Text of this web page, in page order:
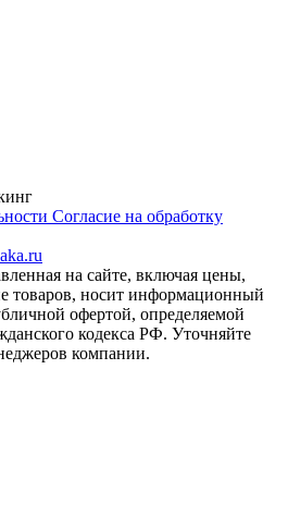
Согласие на обработку
на сайте, включая цены,
товаров, носит информационный
офертой, определяемой
кодекса РФ. Уточняйте
компании.